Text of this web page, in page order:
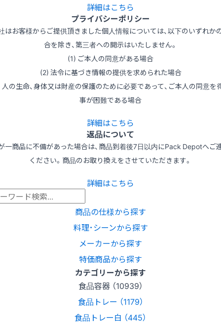
詳細はこちら
プライバシーポリシー
はお客様からご提供頂きました個人情報については、以下のいずれか
合を除き、第三者への開示はいたしません。
(1) ご本人の同意がある場合
(2) 法令に基づき情報の提供を求められた場合
の生命、身体又は財産の保護のために必要であって、ご本人の同意を
事が困難である場合
詳細はこちら
返品について
一商品に不備があった場合は、商品到着後7日以内にPack Depotへご
ください。商品のお取り換えをさせていただきます。
詳細はこちら
商品の仕様から探す
料理･シーンから探す
メーカーから探す
特価商品から探す
カテゴリーから探す
食品容器 （10939）
食品トレー （1179）
食品トレー白 （445）